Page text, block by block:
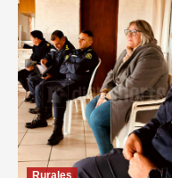
Rurales